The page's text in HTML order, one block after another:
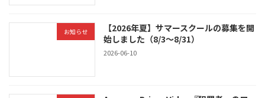
お知らせ
【2026年夏】サマースクールの募集を開
始しました（8/3〜8/31）
2026-06-10